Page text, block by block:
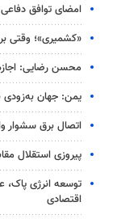
امضای توافق
«کشمیری»؛ وقتی
محسن رضایی:
یمن: جهان به‌زودی
اتصال برق سشوار
پیروزی استقلال
توسعه انرژی پاک،
اقتصادی